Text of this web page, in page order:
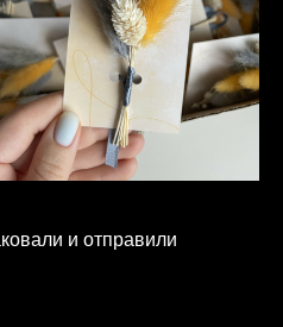
и отправили